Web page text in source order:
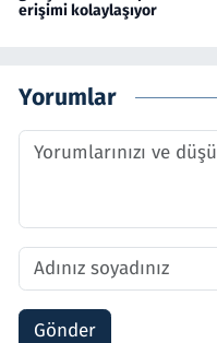
erişimi kolaylaşıyor
Yorumlar
Gönder